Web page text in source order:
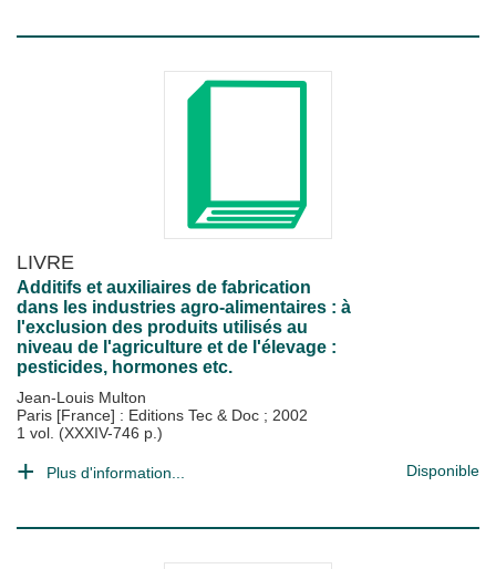
LIVRE
Additifs et auxiliaires de fabrication
dans les industries agro-alimentaires : à
l'exclusion des produits utilisés au
niveau de l'agriculture et de l'élevage :
pesticides, hormones etc.
Jean-Louis Multon
Paris [France] : Editions Tec & Doc ; 2002
1 vol. (XXXIV-746 p.)
Plus d'information... Disponible